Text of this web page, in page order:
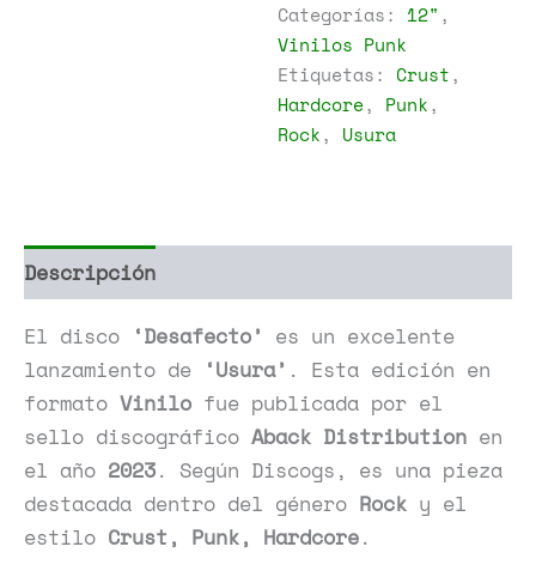
Categorías: 12" ,
Vinilos Punk
Etiquetas: Crust,
Hardcore, Punk,
Rock, Usura
Descripción
El disco ‘Desafecto’ es un excelente
lanzamiento de ‘Usura’ . Esta edición en
formato Vinilo fue publicada por el
sello discográfico Aback Distribution en
el año 2023. Según Discogs, es una pieza
destacada dentro del género Rock y el
estilo Crust, Punk, Hardcore.